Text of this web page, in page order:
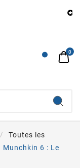

0
Toutes les
Munchkin 6 : Le